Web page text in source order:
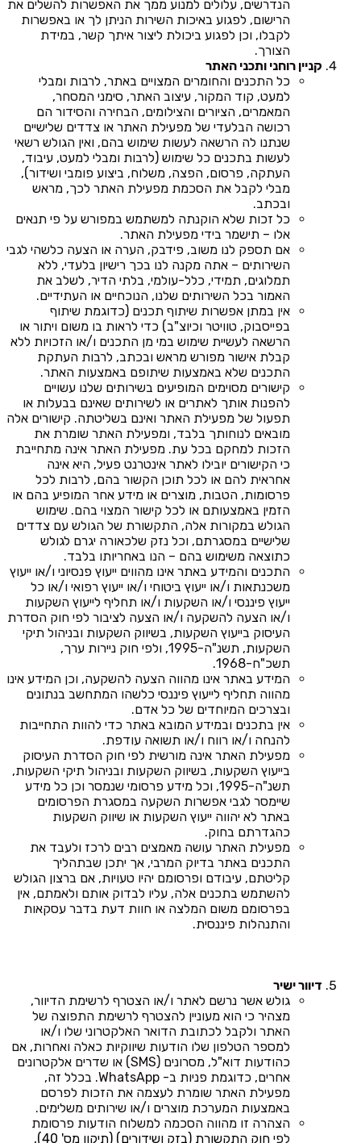
הנדרשים, עלולים למנוע ממך את האפשרות להשלים את
הרישום, לפגוע באיכות השירות הניתן לך או באפשרות
לקבלו, וכן לפגוע ביכולת ליצור איתך קשר, במידת
הצורך.
קניין רוחני ותכני האתר
כל התכנים והחומרים המצויים באתר, לרבות ומבלי
למעט, קוד המקור, עיצוב האתר, סימני המסחר,
המאמרים, הציורים והצילומים, הבחירה והסידור הם
רכושה הבלעדי של מפעילת האתר או צדדים שלישיים
שנתנו לה הרשאה לעשות שימוש בהם, ואין הגולש רשאי
לעשות בתכנים כל שימוש (לרבות ומבלי למעט, עיבוד,
העתקה, פרסום, הפצה, משלוח, ביצוע פומבי ושידור),
מבלי לקבל את הסכמת מפעילת האתר לכך, מראש
ובכתב.
כל זכות שלא הוקנתה למשתמש במפורש על פי תנאים
אלו – תישמר בידי מפעילת האתר.
אם תספק לנו משוב, פידבק, הערה או הצעה כלשהי לגבי
השירותים – אתה מקנה לנו בכך רישיון בלעדי, ללא
תמלוגים, תמידי, כלל-עולמי, בלתי הדיר, לשלב את
האמור בכל השירותים שלנו, הנוכחיים או העתידיים.
אין במתן אפשרות שיתוף תכנים (כדוגמת שיתוף
בפייסבוק, טוויטר וכיוצ"ב) כדי לראות בו משום ויתור או
הרשאה לעשיית שימוש במי מן התכנים ו/או הזכויות ללא
קבלת אישור מפורש מראש ובכתב, לרבות העתקת
התכנים שלא באמצעות שיתופם באמצעות האתר.
קישורים מסוימים המופיעים בשירותים שלנו עשויים
להפנות אותך לאתרים או לשירותים שאינם בבעלות או
תפעול של מפעילת האתר ואינם בשליטתה. קישורים אלה
מובאים לנוחותך בלבד, ומפעילת האתר שומרת את
הזכות למחקם בכל עת. מפעילת האתר אינה מתחייבת
כי הקישורים יובילו לאתר אינטרנט פעיל, היא אינה
אחראית להם או לכל תוכן הקשור בהם, לרבות לכל
פרסומות, הטבות, מוצרים או מידע אחר המופיע בהם או
הזמין באמצעותם או לכל קישור המצוי בהם. שימוש
הגולש במקורות אלה, התקשורת של הגולש עם צדדים
שלישיים במסגרתם, וכל נזק שלכאורה יגרם לגולש
כתוצאה משימוש בהם – הנו באחריותו בלבד.
התכנים והמידע באתר אינו מהווים ייעוץ פנסיוני ו/או ייעוץ
משכנתאות ו/או ייעוץ ביטוחי ו/או ייעוץ רפואי ו/או כל
ייעוץ פיננסי ו/או השקעות ו/או תחליף לייעוץ השקעות
ו/או הצעה להשקעה ו/או הצעה לציבור לפי חוק הסדרת
העיסוק בייעוץ השקעות, בשיווק השקעות ובניהול תיקי
השקעות, תשנ"ה-1995, ולפי חוק ניירות ערך,
תשכ"ח-1968.
המידע באתר אינו מהווה הצעה להשקעה, וכן המידע אינו
מהווה תחליף לייעוץ פיננסי כלשהו המתחשב בנתונים
ובצרכים המיוחדים של כל אדם.
אין בתכנים ובמידע המובא באתר כדי להוות התחייבות
להנחה ו/או רווח ו/או תשואה עודפת.
מפעילת האתר אינה מורשית לפי חוק הסדרת העיסוק
בייעוץ השקעות, בשיווק השקעות ובניהול תיקי השקעות,
תשנ"ה-1995, וכל מידע פרסומי שנמסר וכן כל מידע
שיימסר לגבי אפשרות השקעה במסגרת הפרסומים
באתר לא יהווה ייעוץ השקעות או שיווק השקעות
כהגדרתם בחוק.
מפעילת האתר עושה מאמצים רבים לרכז ולעבד את
התכנים באתר בדיוק המרבי, אך יתכן שבתהליך
קליטתם, עיבודם ופרסומם יהיו טעויות, אם ברצון הגולש
להשתמש בתכנים אלה, עליו לבדוק אותם ולאמתם, אין
בפרסומם משום המלצה או חוות דעת בדבר עסקאות
והתנהלות פיננסית.
דיוור ישיר
גולש אשר נרשם לאתר ו/או הצטרף לרשימת הדיוור,
מצהיר כי הוא מעוניין להצטרף לרשימת התפוצה של
האתר ולקבל לכתובת הדואר האלקטרוני שלו ו/או
למספר הטלפון שלו הודעות שיווקיות כאלה ואחרות, אם
כהודעות דוא"ל, מסרונים (SMS) או שדרים אלקטרונים
אחרים, כדוגמת פניות ב- WhatsApp. בכלל זה,
מפעילת האתר שומרת לעצמה את הזכות לפרסם
באמצעות המערכת מוצרים ו/או שירותים משלימים.
הצהרה זו מהווה הסכמה למשלוח הודעות פרסומת
לפי
חוק התקשורת (בזק ושידורים) (תיקון מס' 40),